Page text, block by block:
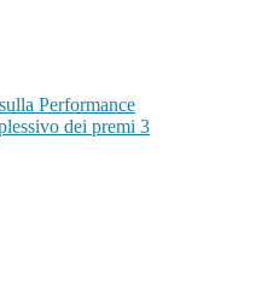
Performance
dei premi 3